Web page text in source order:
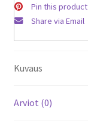
Pin this product
Share via Email
Kuvaus
Arviot (0)